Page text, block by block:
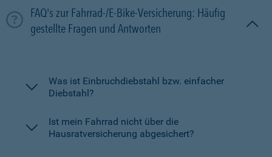
FAQ's zur Fahrrad-/E-Bike-Versicherung: Häufig
gestellte Fragen und Antworten
Was ist Einbruchdiebstahl bzw. einfacher
Diebstahl?
Ist mein Fahrrad nicht über die
Hausratversicherung abgesichert?